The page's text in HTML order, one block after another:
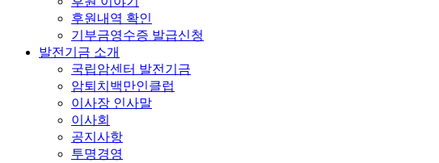
후원내역 확인
기부금영수증 발급신청
발전기금 소개
국립암센터 발전기금
암퇴치백만인클럽
이사장 인사말
이사회
공지사항
투명경영